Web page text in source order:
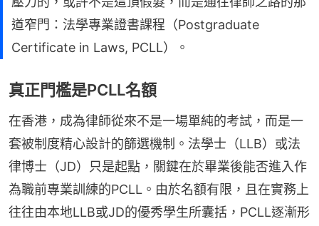
道窄門：法學專業證書課程（Postgraduate
Certificate in Laws, PCLL）。
真正門檻是PCLL名額
在香港，成為律師從來不是一場單純的考試，而是一
套被制度精心設計的篩選機制。法學士（LLB）或法
律博士（JD）只是起點，關鍵在於畢業後能否進入作
為職前專業訓練的PCLL。由於名額有限，且在實務上
往往由本地LLB或JD的優秀學生所囊括，PCLL逐漸形